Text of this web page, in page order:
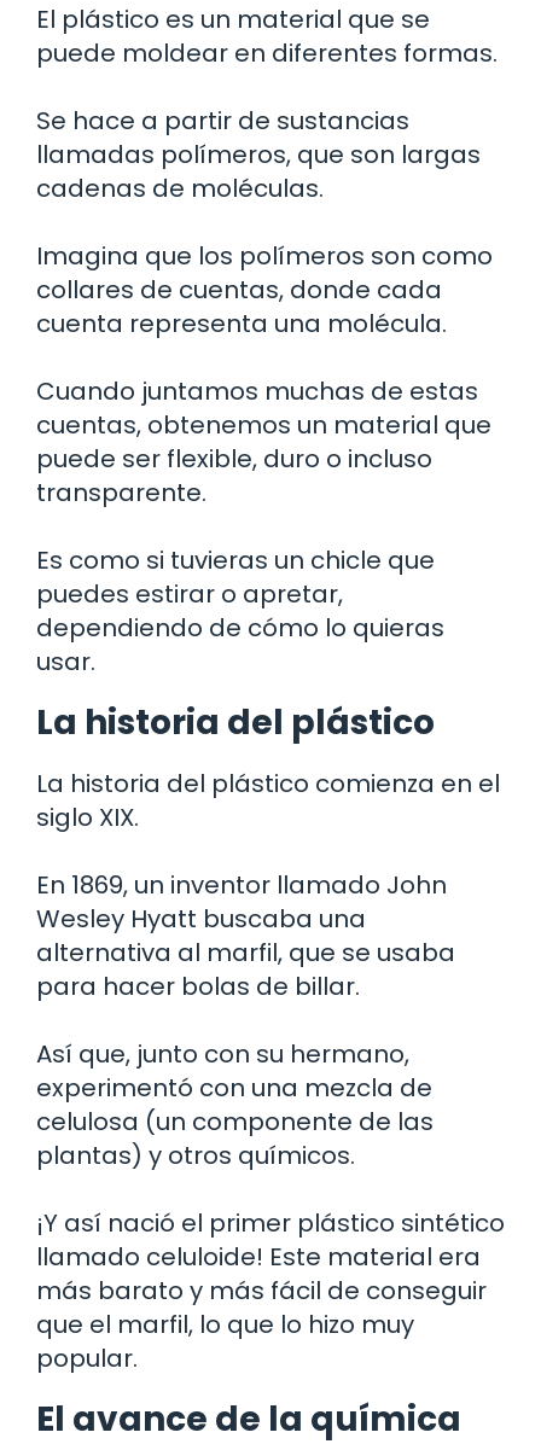
El plástico es un material que se
puede moldear en diferentes formas.
Se hace a partir de sustancias
llamadas polímeros, que son largas
cadenas de moléculas.
Imagina que los polímeros son como
collares de cuentas, donde cada
cuenta representa una molécula.
Cuando juntamos muchas de estas
cuentas, obtenemos un material que
puede ser flexible, duro o incluso
transparente.
Es como si tuvieras un chicle que
puedes estirar o apretar,
dependiendo de cómo lo quieras
usar.
La historia del plástico
La historia del plástico comienza en el
siglo XIX.
En 1869, un inventor llamado John
Wesley Hyatt buscaba una
alternativa al marfil, que se usaba
para hacer bolas de billar.
Así que, junto con su hermano,
experimentó con una mezcla de
celulosa (un componente de las
plantas) y otros químicos.
¡Y así nació el primer plástico sintético
llamado celuloide! Este material era
más barato y más fácil de conseguir
que el marfil, lo que lo hizo muy
popular.
El avance de la química